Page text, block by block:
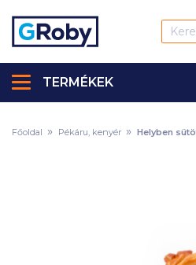
TERMÉKEK
Főoldal Pékáru, kenyér Helyben